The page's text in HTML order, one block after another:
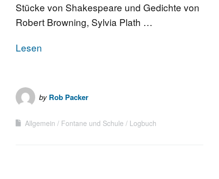
Stücke von Shakespeare und Gedichte von
Robert Browning, Sylvia Plath …
Lesen
by Rob Packer
Allgemein Fontane und Schule Logbuch